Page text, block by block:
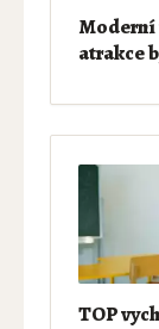
Moderní
atrakce
TOP